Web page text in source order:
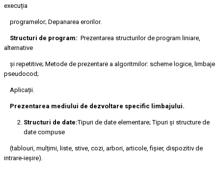
execuția
programelor; Depanarea erorilor.
Structuri de program: Prezentarea structurilor de program liniare,
alternative
și repetitive; Metode de prezentare a algoritmilor: scheme logice, limbaje
pseudocod;
Aplicații.
Prezentarea mediului de dezvoltare specific limbajului.
Structuri de date:Tipuri de date elementare; Tipuri și structure de
date compuse
(tablouri, mulțimi, liste, stive, cozi, arbori, articole, fișier, dispozitiv de
intrare-ieșire).